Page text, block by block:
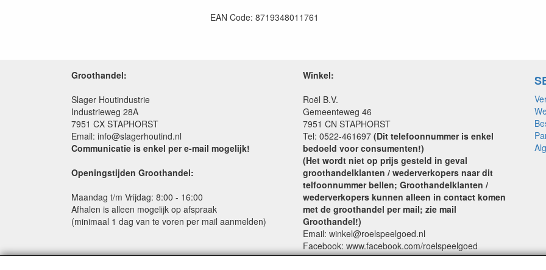
EAN Code: 8719348011761
Groothandel:
Slager Houtindustrie
Industrieweg 28A
7951 CX STAPHORST
Email: info@slagerhoutind.nl
Communicatie is enkel per e-mail mogelijk!
Openingstijden Groothandel:
Maandag t/m Vrijdag: 8:00 - 16:00
Afhalen is alleen mogelijk op afspraak
(minimaal 1 dag van te voren per mail aanmelden)
Winkel:
Roël B.V.
Gemeenteweg 46
7951 CN STAPHORST
Tel: 0522-461697 (Dit telefoonnummer is enkel
bedoeld voor consumenten!)
(Het wordt niet op prijs gesteld in geval
groothandelklanten / wederverkopers naar dit
telfoonnummer bellen; Groothandelklanten /
wederverkopers kunnen alleen in contact komen
met de groothandel per mail; zie mail
Groothandel!)
Email: winkel@roelspeelgoed.nl
Facebook: www.facebook.com/roelspeelgoed